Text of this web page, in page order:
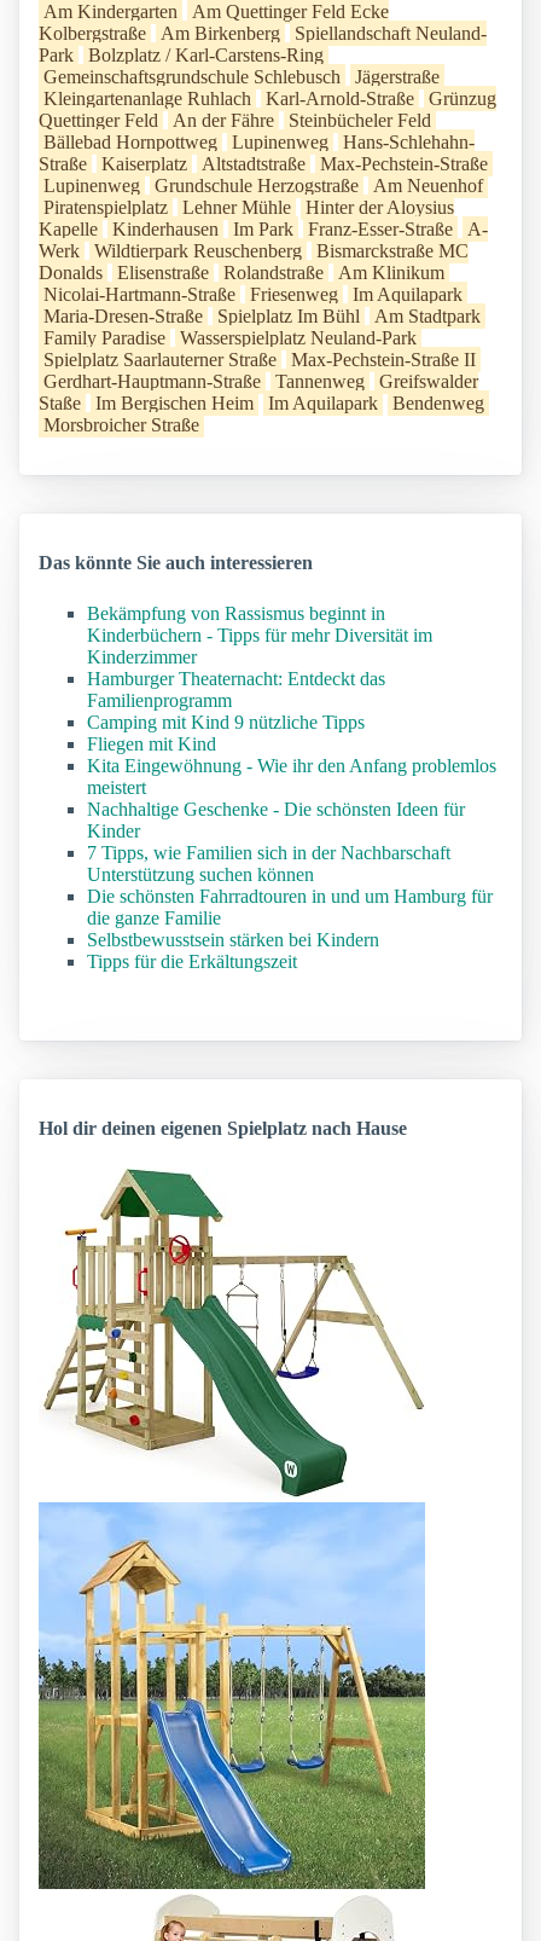
Am Kindergarten
Am Quettinger Feld Ecke
Kolbergstraße
Am Birkenberg
Spiellandschaft Neuland-
Park
Bolzplatz / Karl-Carstens-Ring
Gemeinschaftsgrundschule Schlebusch
Jägerstraße
Kleingartenanlage Ruhlach
Karl-Arnold-Straße
Grünzug
Quettinger Feld
An der Fähre
Steinbücheler Feld
Bällebad Hornpottweg
Lupinenweg
Hans-Schlehahn-
Straße
Kaiserplatz Altstadtstraße
Max-Pechstein-Straße
Lupinenweg
Grundschule Herzogstraße
Am Neuenhof
Piratenspielplatz
Lehner Mühle
Hinter der Aloysius
Kapelle
Kinderhausen Im Park Franz-Esser-Straße
A-
Werk
Wildtierpark Reuschenberg
Bismarckstraße MC
Donalds
Elisenstraße Rolandstraße
Am Klinikum
Nicolai-Hartmann-Straße
Friesenweg
Im Aquilapark
Maria-Dresen-Straße
Spielplatz Im Bühl
Am Stadtpark
Family Paradise
Wasserspielplatz Neuland-Park
Spielplatz Saarlauterner Straße
Max-Pechstein-Straße II
Gerdhart-Hauptmann-Straße
Tannenweg
Greifswalder
Staße
Im Bergischen Heim Im Aquilapark
Bendenweg
Morsbroicher Straße
Das könnte Sie auch interessieren
Bekämpfung von Rassismus beginnt in
Kinderbüchern - Tipps für mehr Diversität im
Kinderzimmer
Hamburger Theaternacht: Entdeckt das
Familienprogramm
Camping mit Kind 9 nützliche Tipps
Fliegen mit Kind
Kita Eingewöhnung - Wie ihr den Anfang problemlos
meistert
Nachhaltige Geschenke - Die schönsten Ideen für
Kinder
7 Tipps, wie Familien sich in der Nachbarschaft
Unterstützung suchen können
Die schönsten Fahrradtouren in und um Hamburg für
die ganze Familie
Selbstbewusstsein stärken bei Kindern
Tipps für die Erkältungszeit
Hol dir deinen eigenen Spielplatz nach Hause